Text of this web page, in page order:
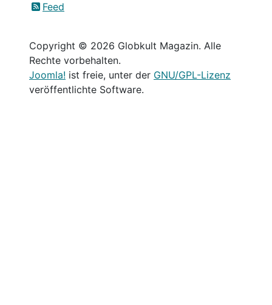
Feed
Copyright © 2026 Globkult Magazin. Alle
Rechte vorbehalten.
Joomla! ist freie, unter der GNU/GPL-Lizenz
veröffentlichte Software.